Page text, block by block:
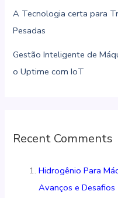
A Tecnologia certa para
Pesadas
Gestão Inteligente de
o Uptime com IoT
Recent Comments
Hidrogênio Para
Avanços e